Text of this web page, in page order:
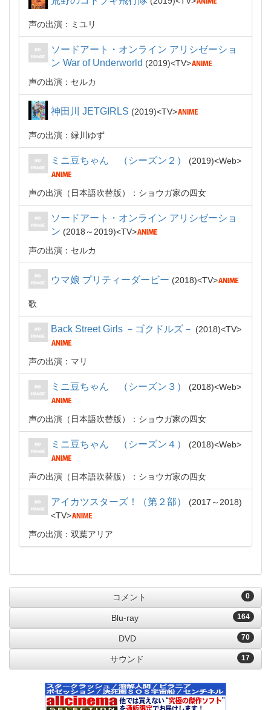
声の出演：ミユリ
ソードアート・オンライン アリシゼーショ
ン War of Underworld
2019
TV
声の出演：セルカ
神田川 JETGIRLS 2019 TV
声の出演：緑川ゆず
ミニ豆ちゃん （シーズン２） 2019 Web
声の出演（日本語吹替版）：ショウガ家の四女
ソードアート・オンライン アリシゼーショ
ン
2018～2019
TV
声の出演：セルカ
ウマ娘 プリティーダービー 2018 TV
歌
Back Street Girls －ゴクドルズ－ 2018 TV
声の出演：マリ
ミニ豆ちゃん （シーズン３） 2018 Web
声の出演（日本語吹替版）：ショウガ家の四女
ミニ豆ちゃん （シーズン４） 2018 Web
声の出演（日本語吹替版）：ショウガ家の四女
アイカツスターズ！（第２部）
2017～2018
TV
声の出演：双葉アリア
0
コメント
164
Blu-ray
70
DVD
17
サウンド